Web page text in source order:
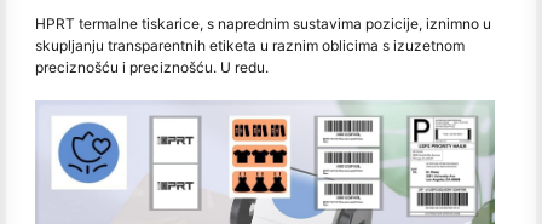
HPRT termalne tiskarice, s naprednim sustavima pozicije, iznimno u
skupljanju transparentnih etiketa u raznim oblicima s izuzetnom
preciznošću i preciznošću. U redu.